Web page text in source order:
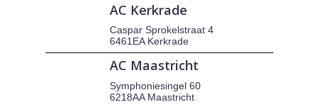
AC Kerkrade
Caspar Sprokelstraat 4
6461EA Kerkrade
AC Maastricht
Symphoniesingel 60
6218AA Maastricht